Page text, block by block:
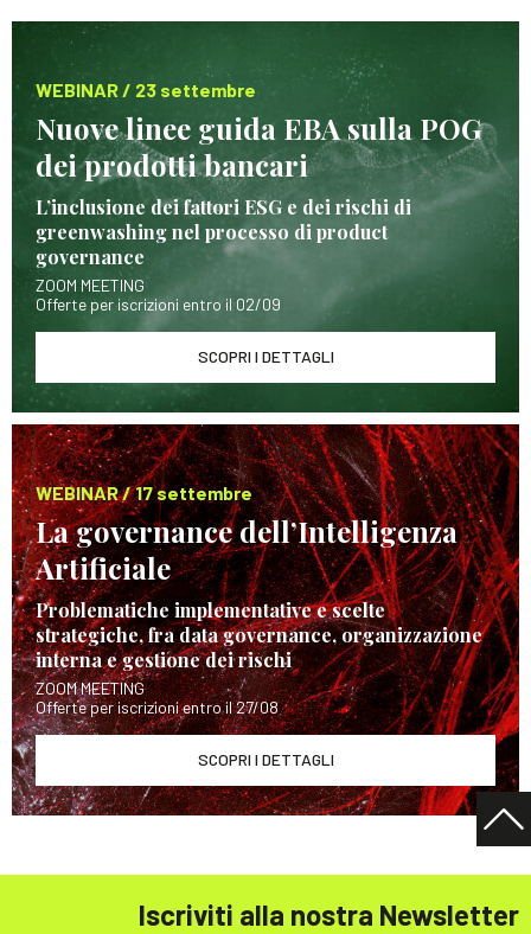
WEBINAR / 23 settembre
Nuove linee guida EBA sulla POG
dei prodotti bancari
L’inclusione dei fattori ESG e dei rischi di
greenwashing nel processo di product
governance
ZOOM MEETING
Offerte per iscrizioni entro il 02/09
SCOPRI I DETTAGLI
WEBINAR / 17 settembre
La governance dell’Intelligenza
Artificiale
Problematiche implementative e scelte
strategiche, fra data governance, organizzazione
interna e gestione dei rischi
ZOOM MEETING
Offerte per iscrizioni entro il 27/08
SCOPRI I DETTAGLI
Iscriviti alla nostra Newsletter